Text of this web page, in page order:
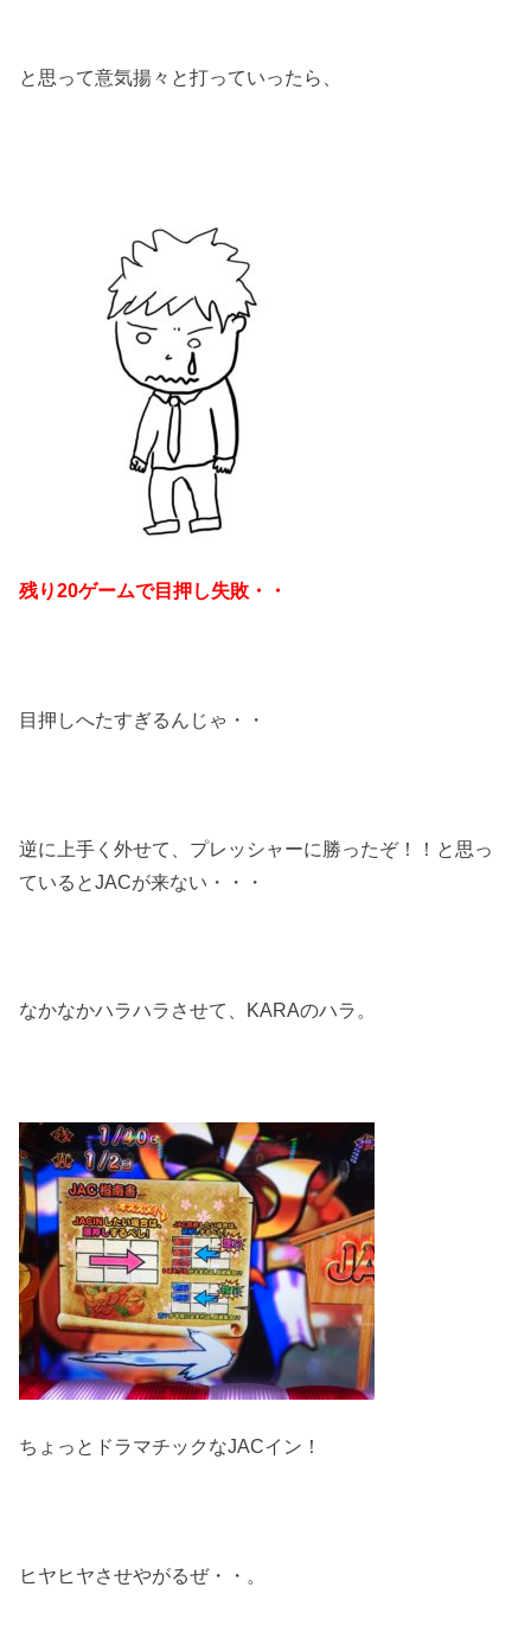
と思って意気揚々と打っていったら、
残り20ゲームで目押し失敗・・
目押しへたすぎるんじゃ・・
逆に上手く外せて、プレッシャーに勝ったぞ！！と思っ
ているとJACが来ない・・・
なかなかハラハラさせて、KARAのハラ。
ちょっとドラマチックなJACイン！
ヒヤヒヤさせやがるぜ・・。